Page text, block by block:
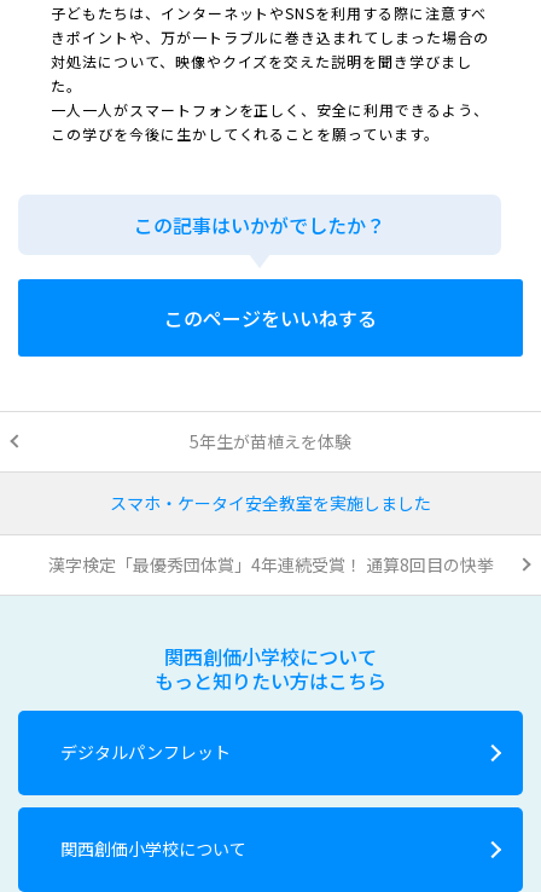
子どもたちは、インターネットやSNSを利用する際に注意すべ
きポイントや、万が一トラブルに巻き込まれてしまった場合の
対処法について、映像やクイズを交えた説明を聞き学びまし
た。
一人一人がスマートフォンを正しく、安全に利用できるよう、
この学びを今後に生かしてくれることを願っています。
この記事はいかがでしたか？
このページをいいねする
5年生が苗植えを体験
スマホ・ケータイ安全教室を実施しました
漢字検定「最優秀団体賞」4年連続受賞！ 通算8回目の快挙
関西創価小学校について
もっと知りたい方はこちら
デジタルパンフレット
関西創価小学校について